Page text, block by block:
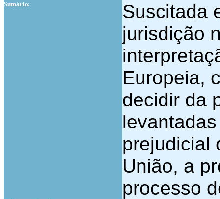
Sumário:
Suscitada
jurisdição
Europeia,
decidir da
prejudicial
União, a
processo